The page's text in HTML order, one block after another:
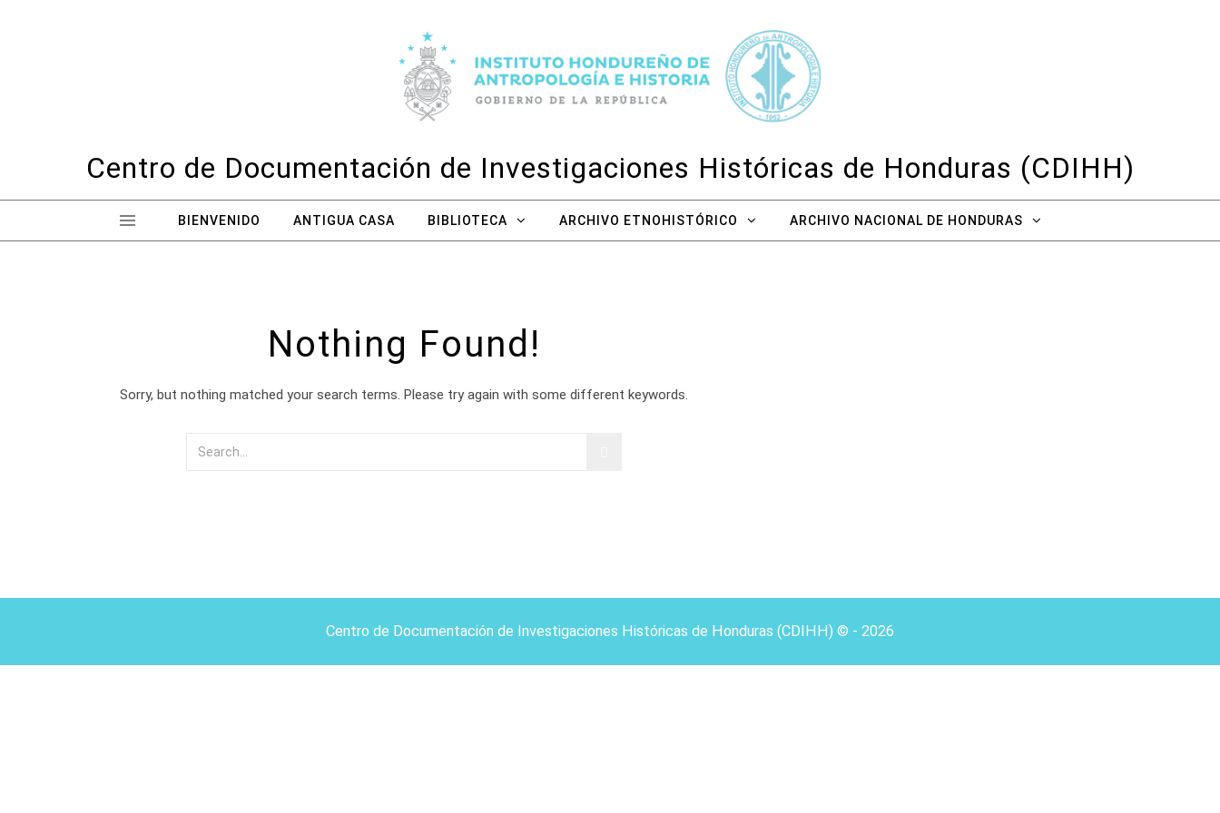
Centro de Documentación de Investigaciones Históricas de Honduras (CDIHH)
BIENVENIDO ANTIGUA CASA BIBLIOTECA ARCHIVO ETNOHISTÓRICO ARCHIVO NACIONAL DE HONDURAS
Nothing Found!
Sorry, but nothing matched your search terms. Please try again with some different keywords.
Centro de Documentación de Investigaciones Históricas de Honduras (CDIHH) © - 2026